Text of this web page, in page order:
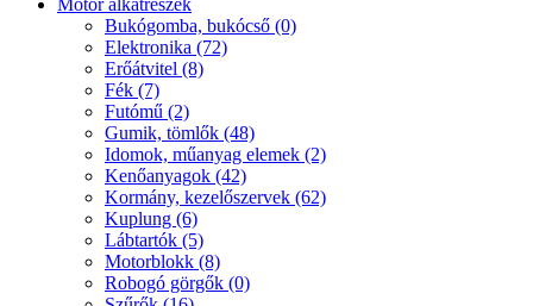
Motor alkatrészek
Bukógomba, bukócső (0)
Elektronika (72)
Erőátvitel (8)
Fék (7)
Futómű (2)
Gumik, tömlők (48)
Idomok, műanyag elemek (2)
Kenőanyagok (42)
Kormány, kezelőszervek (62)
Kuplung (6)
Lábtartók (5)
Motorblokk (8)
Robogó görgők (0)